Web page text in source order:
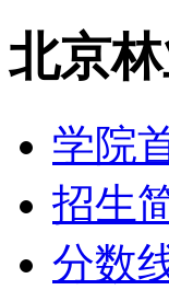
北京
学院
招生
分数